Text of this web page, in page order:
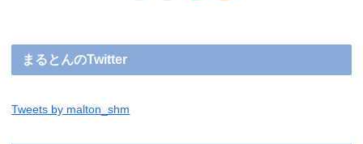
まるとんのTwitter
Tweets by malton_shm